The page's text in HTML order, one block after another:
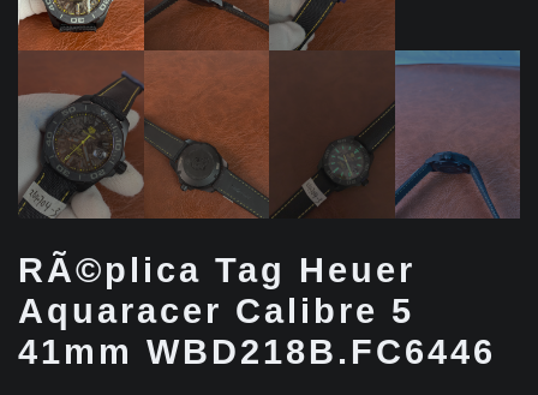
RÃ©plica Tag Heuer
Aquaracer Calibre 5
41mm WBD218B.FC6446